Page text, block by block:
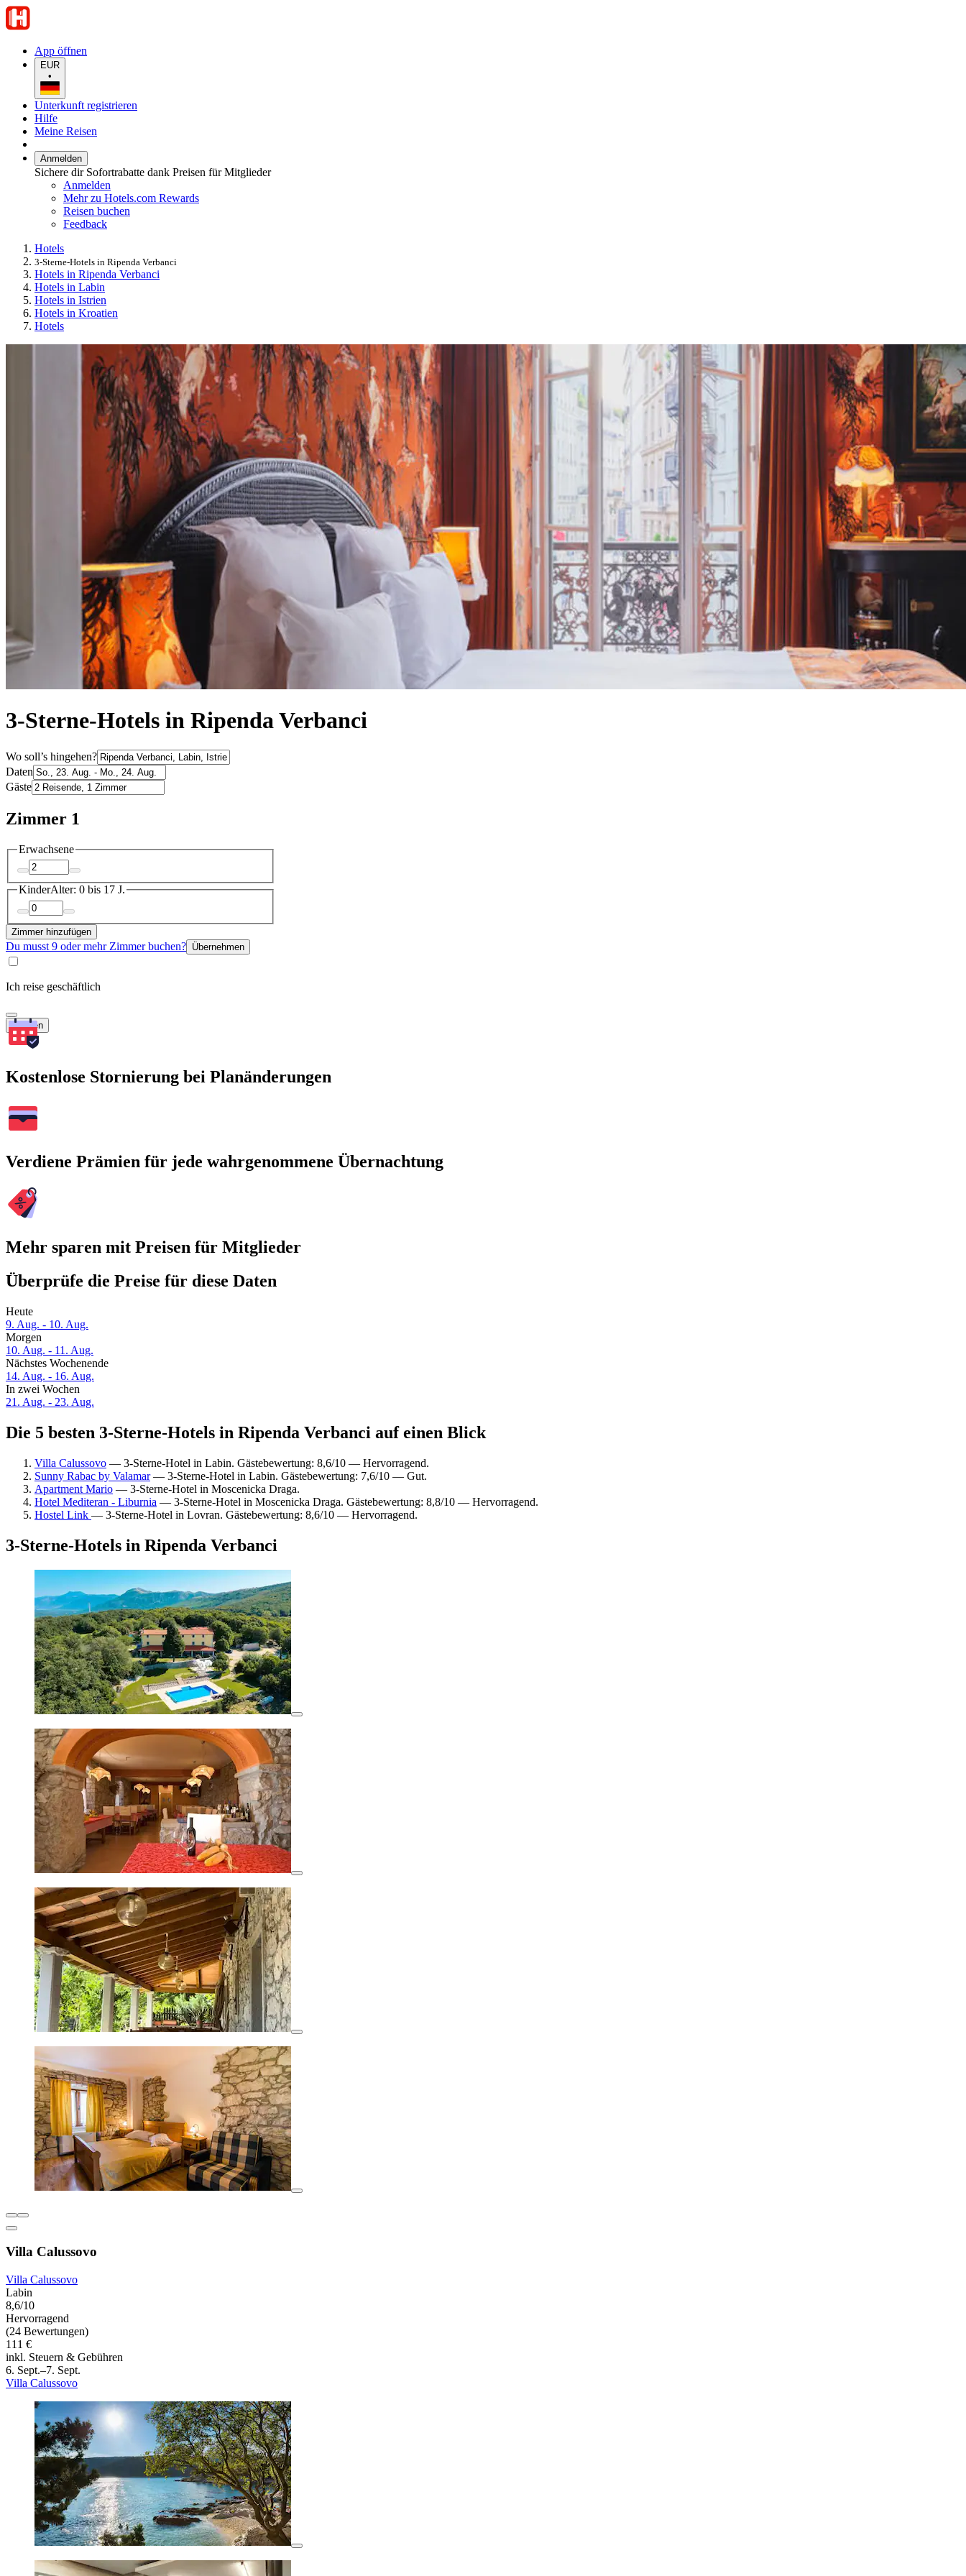
App öffnen
EUR
•
Unterkunft registrieren
Hilfe
Meine Reisen
Anmelden
Sichere dir Sofortrabatte dank Preisen für Mitglieder
Anmelden
Mehr zu Hotels.com Rewards
Reisen buchen
Feedback
Hotels
3-Sterne-Hotels in Ripenda Verbanci
Hotels in Ripenda Verbanci
Hotels in Labin
Hotels in Istrien
Hotels in Kroatien
Hotels
3-Sterne-Hotels in Ripenda Verbanci
Wo soll’s hingehen?
Daten
Gäste
Zimmer 1
Erwachsene
KinderAlter: 0 bis 17 J.
Zimmer hinzufügen
Du musst 9 oder mehr Zimmer buchen? Übernehmen
Ich reise geschäftlich
Suchen
Kostenlose Stornierung bei Planänderungen
Verdiene Prämien für jede wahrgenommene Übernachtung
Mehr sparen mit Preisen für Mitglieder
Überprüfe die Preise für diese Daten
Heute
9. Aug. - 10. Aug.
Morgen
10. Aug. - 11. Aug.
Nächstes Wochenende
14. Aug. - 16. Aug.
In zwei Wochen
21. Aug. - 23. Aug.
Die 5 besten 3-Sterne-Hotels in Ripenda Verbanci auf einen Blick
Villa Calussovo — 3-Sterne-Hotel in Labin. Gästebewertung: 8,6/10 — Hervorragend.
Sunny Rabac by Valamar— 3-Sterne-Hotel in Labin. Gästebewertung: 7,6/10 — Gut.
Apartment Mario — 3-Sterne-Hotel in Moscenicka Draga.
Hotel Mediteran - Liburnia — 3-Sterne-Hotel in Moscenicka Draga. Gästebewertung: 8,8/10 — Hervorragend.
Hostel Link — 3-Sterne-Hotel in Lovran. Gästebewertung: 8,6/10 — Hervorragend.
3-Sterne-Hotels in Ripenda Verbanci
Villa Calussovo
Villa Calussovo
Labin
8,6/10
Hervorragend
(24 Bewertungen)
111 €
inkl. Steuern & Gebühren
6. Sept.–7. Sept.
Villa Calussovo